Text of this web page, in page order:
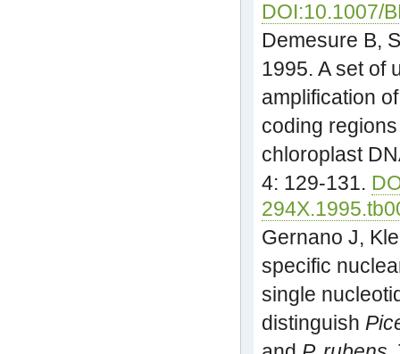
DOI:10.1007/
Demesure B,
1995. A set of
amplification
coding
chloroplast
4: 129-131.
Gernano J,
specific
single
distinguish